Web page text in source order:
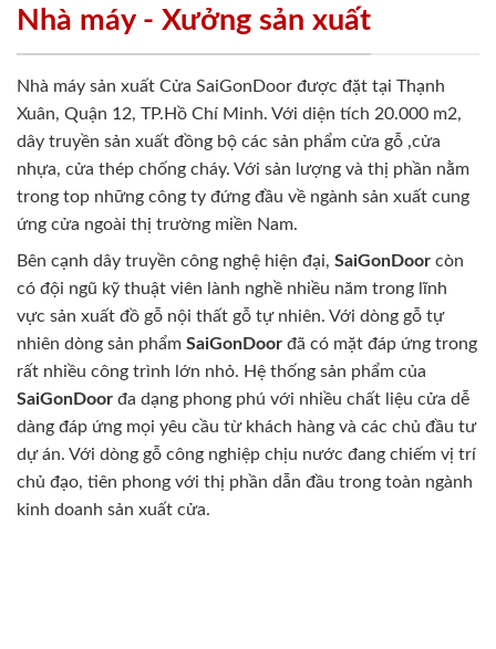
Nhà máy - Xưởng sản xuất
Nhà máy sản xuất Cửa SaiGonDoor được đặt tại Thạnh
Xuân, Quận 12, TP.Hồ Chí Minh. Với diện tích 20.000 m2,
dây truyền sản xuất đồng bộ các sản phẩm cửa gỗ ,cửa
nhựa, cửa thép chống cháy. Với sản lượng và thị phần nằm
trong top những công ty đứng đầu về ngành sản xuất cung
ứng cửa ngoài thị trường miền Nam.
Bên cạnh dây truyền công nghệ hiện đại, SaiGonDoor còn
có đội ngũ kỹ thuật viên lành nghề nhiều năm trong lĩnh
vực sản xuất đồ gỗ nội thất gỗ tự nhiên. Với dòng gỗ tự
nhiên dòng sản phẩm SaiGonDoor đã có mặt đáp ứng trong
rất nhiều công trình lớn nhỏ. Hệ thống sản phẩm của
SaiGonDoor đa dạng phong phú với nhiều chất liệu cửa dễ
dàng đáp ứng mọi yêu cầu từ khách hàng và các chủ đầu tư
dự án. Với dòng gỗ công nghiệp chịu nước đang chiếm vị trí
chủ đạo, tiên phong với thị phần dẫn đầu trong toàn ngành
kinh doanh sản xuất cửa.